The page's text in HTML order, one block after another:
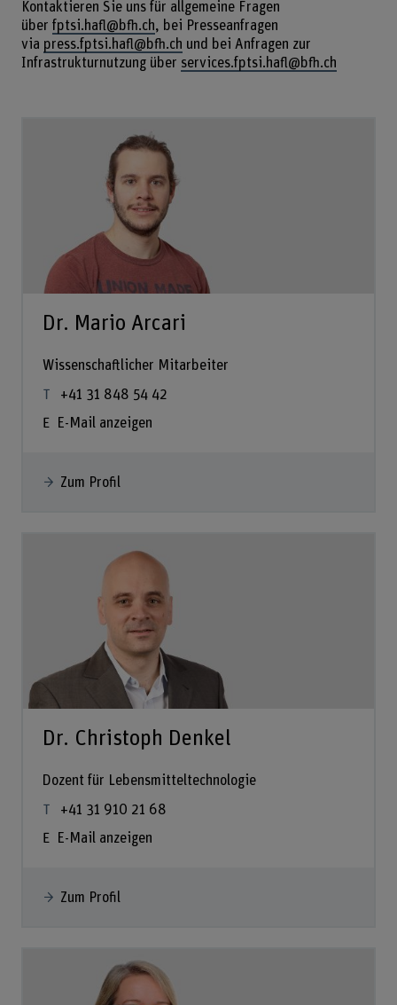
Kontaktieren Sie uns für allgemeine Fragen
über fptsi.hafl@bfh.ch, bei Presseanfragen
via press.fptsi.hafl@bfh.ch und bei Anfragen zur
Infrastrukturnutzung über services.fptsi.hafl@bfh.ch
Dr. Mario Arcari
Wissenschaftlicher Mitarbeiter
+41 31 848 54 42
E-Mail anzeigen
Zum Profil
Dr. Christoph Denkel
Dozent für Lebensmitteltechnologie
+41 31 910 21 68
E-Mail anzeigen
Zum Profil